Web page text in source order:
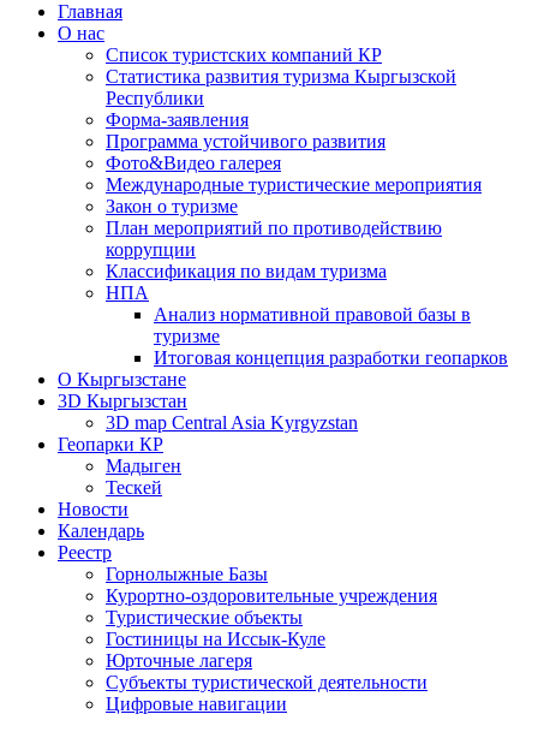
Главная
О нас
Список туристских компаний КР
Статистика развития туризма Кыргызской
Республики
Форма-заявления
Программа устойчивого развития
Фото&Видео галерея
Международные туристические мероприятия
Закон о туризме
План мероприятий по противодействию
коррупции
Классификация по видам туризма
НПА
Анализ нормативной правовой базы в
туризме
Итоговая концепция разработки геопарков
О Кыргызстане
3D Кыргызстан
3D map Central Asia Kyrgyzstan
Геопарки КР
Мадыген
Тескей
Новости
Календарь
Реестр
Горнолыжные Базы
Курортно-оздоровительные учреждения
Туристические объекты
Гостиницы на Иссык-Куле
Юрточные лагеря
Cубъекты туристической деятельности
Цифровые навигации